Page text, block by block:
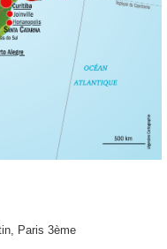
Paris 3ème